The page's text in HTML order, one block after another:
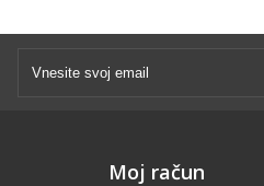
Moj račun